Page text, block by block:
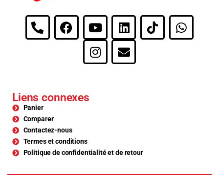
Liens connexes
Panier
Comparer
Contactez-nous
Termes et conditions
Politique de confidentialité et de retour